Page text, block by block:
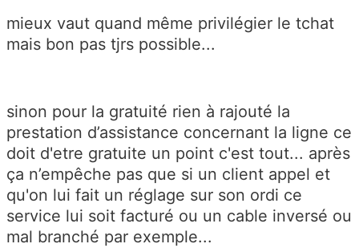
mieux vaut quand même privilégier le tchat
mais bon pas tjrs possible...
sinon pour la gratuité rien à rajouté la
prestation d’assistance concernant la ligne ce
doit d'etre gratuite un point c'est tout... après
ça n’empêche pas que si un client appel et
qu'on lui fait un réglage sur son ordi ce
service lui soit facturé ou un cable inversé ou
mal branché par exemple...